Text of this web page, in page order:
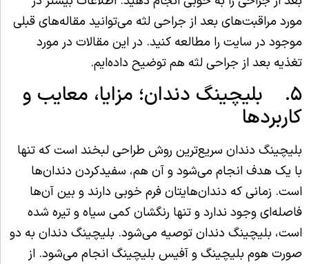
مورد مراقبت‌های بعد از جراحی لثه می‌توانید مقاله‌های قبلی
موجود در سایت را مطالعه کنید. در این مقالات در مورد
تغذیه بعد از جراحی لثه هم توضیح داده‌ایم.
۵. بلیچینگ دندان؛ مزایا، معایب و
کاربردها
بلیچینگ دندان سریع‌ترین روش طراحی لبخند است که تنها
با یک هدف انجام می‌شود و آن هم،‌ سفیدکردن دندان‌ها
است. زمانی که دندان‌هایتان فرم خوبی دارند و بین آن‌ها
فاصله‌ای وجود ندارد و تنها رنگشان کمی سیاه و تیره شده
است، بلیچینگ دندان توصیه می‌شود. بلیچینگ دندان به دو
صورت هوم بلیچینگ و آفیس بلیچینگ انجام می‌شود. از